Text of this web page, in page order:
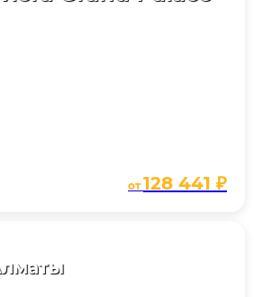
от128 441 ₽